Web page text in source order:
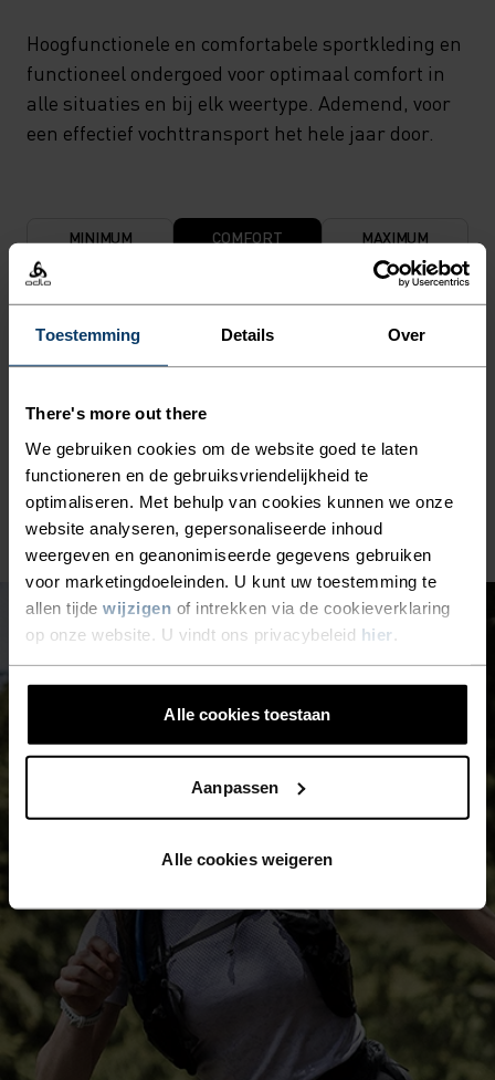
Toestemming Details Over
There's more out there
We gebruiken cookies om de website goed te laten
functioneren en de gebruiksvriendelijkheid te
optimaliseren. Met behulp van cookies kunnen we onze
website analyseren, gepersonaliseerde inhoud
weergeven en geanonimiseerde gegevens gebruiken
voor marketingdoeleinden. U kunt uw toestemming te
allen tijde wijzigen of intrekken via de cookieverklaring
op onze website. U vindt ons privacybeleid hier
Alle cookies toestaan
Aanpassen
Alle cookies weigeren
Hoogfunctionele en comfortabele sportkleding en
functioneel ondergoed voor optimaal comfort in
alle situaties en bij elk weertype. Ademend, voor
een effectief vochttransport het hele jaar door.
MINIMUM COMFORT MAXIMUM
30°
25°
20°
15°
10°
5°
0°
-5°
-10°
-15°
-20°
30°
20°
15°
10°
5°
0°
-5°
-10°
-15°
-20°